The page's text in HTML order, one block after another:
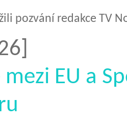
pozvání redakce TV
EU a